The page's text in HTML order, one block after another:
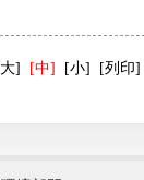
] [中] [小] [列印]
發展和改革委員會